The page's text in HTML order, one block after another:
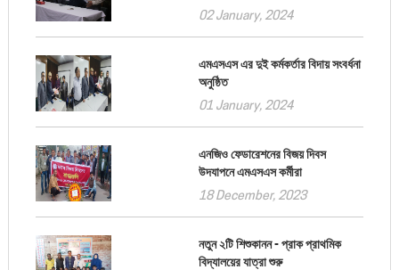
02 January, 2024
এমএসএস এর দুই কর্মকর্তার বিদায় সংবর্ধনা
অনুষ্ঠিত
01 January, 2024
এনজিও ফেডারেশনের বিজয় দিবস
উদযাপনে এমএসএস কর্মীরা
18 December, 2023
নতুন ২টি শিশুকানন - প্রাক প্রাথমিক
বিদ্যালয়ের যাত্রা শুরু